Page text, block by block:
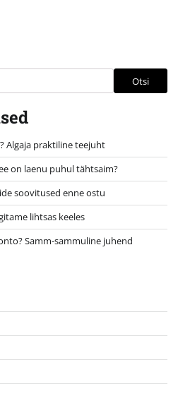
Otsi
Algaja praktiline teejuht
on laenu puhul tähtsaim?
soovitused enne ostu
lihtsas keeles
Samm-sammuline juhend